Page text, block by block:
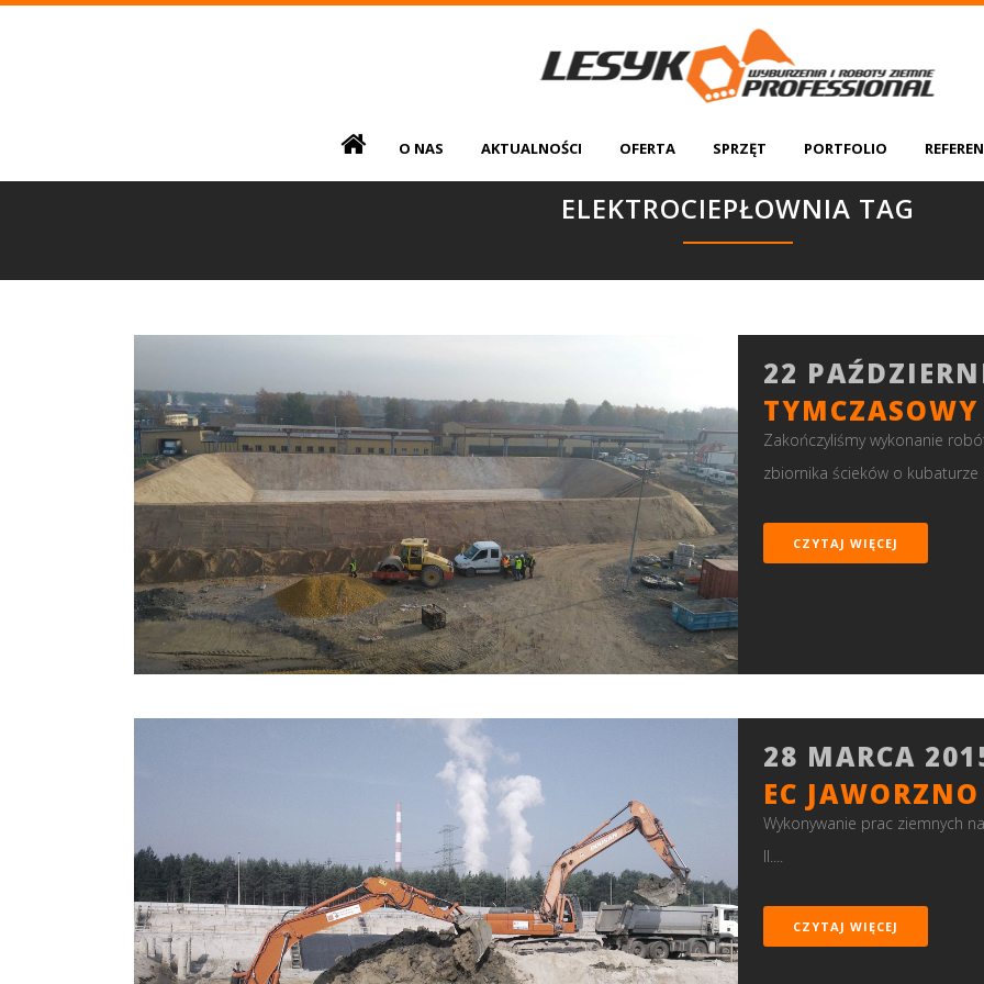
. O NAS AKTUALNOŚCI OFERTA SPRZĘT PORTFOLIO
ELEKTROCIEPŁOWNIA TAG
22
Zakończyliśmy wykonanie
zbiornika ścieków o kubaturze
CZYTAJ WIĘCEJ
28 MARCA
EC
Wykonywanie prac ziemnych
II....
CZYTAJ WIĘCEJ